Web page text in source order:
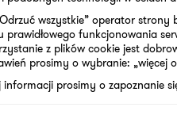
mail
wszystkie” operator strony
prawidłowego funkcjonowania
z plików cookie jest
prosimy o wybranie: „więcej
prosimy o zapoznanie